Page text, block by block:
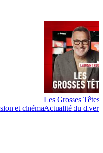
et cinéma
Les Grosses Têtes
Actualité du